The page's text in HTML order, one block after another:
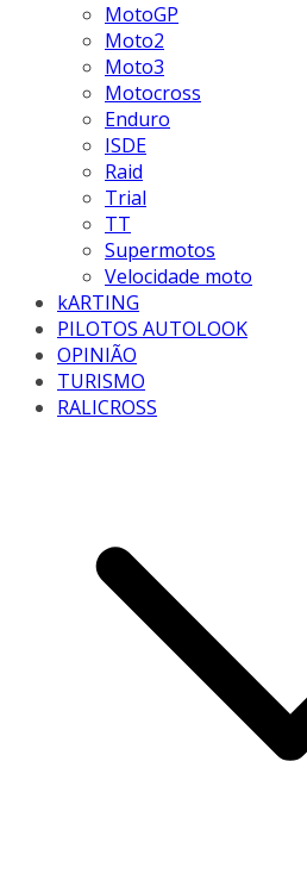
MotoGP
Moto2
Moto3
Motocross
Enduro
ISDE
Raid
Trial
TT
Supermotos
Velocidade moto
kARTING
PILOTOS AUTOLOOK
OPINIÃO
TURISMO
RALICROSS